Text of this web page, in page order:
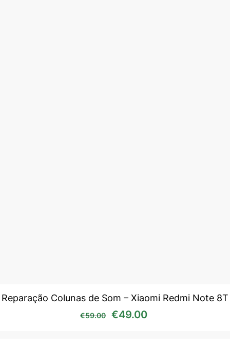
Reparação Colunas de Som – Xiaomi Redmi Note 8T
€59.00 O preço original era:
€49.00